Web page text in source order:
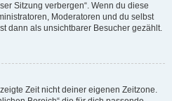
Sitzung verbergen“. Wenn du diese
Moderatoren und du selbst
dann als unsichtbarer Besucher gezählt.
Zeit nicht deiner eigenen Zeitzone.